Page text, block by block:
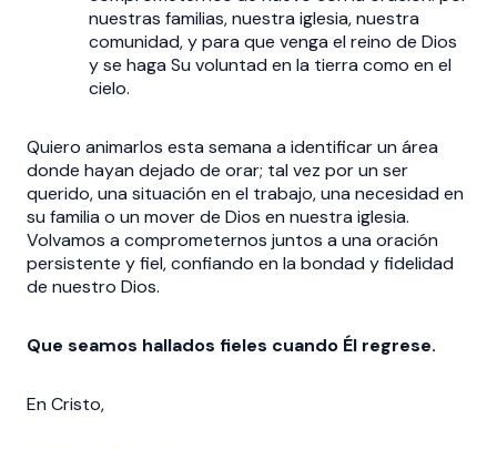
nuestras familias, nuestra iglesia, nuestra
comunidad, y para que venga el reino de Dios
y se haga Su voluntad en la tierra como en el
cielo.
Quiero animarlos esta semana a identificar un área
donde hayan dejado de orar; tal vez por un ser
querido, una situación en el trabajo, una necesidad en
su familia o un mover de Dios en nuestra iglesia.
Volvamos a comprometernos juntos a una oración
persistente y fiel, confiando en la bondad y fidelidad
de nuestro Dios.
Que seamos hallados fieles cuando Él regrese.
En Cristo,